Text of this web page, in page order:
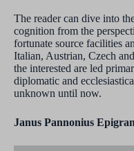
The reader can dive into
cognition from the
fortunate source facilities
Italian, Austrian, Czech
the interested are led
diplomatic and
unknown until now.
Janus Pannonius